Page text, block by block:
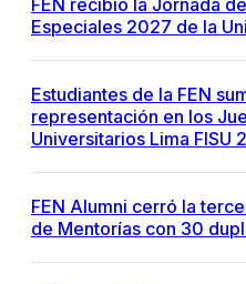
FEN recibió la Jornada
Especiales 2027 de la
Estudiantes de la FEN
representación en los
Universitarios Lima FISU
FEN Alumni cerró la
de Mentorías con 30